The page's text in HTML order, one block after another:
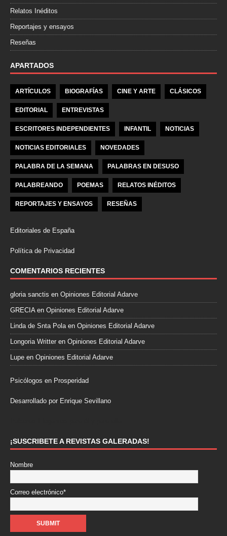
Relatos Inéditos
Reportajes y ensayos
Reseñas
APARTADOS
ARTÍCULOS BIOGRAFÍAS CINE Y ARTE CLÁSICOS
EDITORIAL ENTREVISTAS
ESCRITORES INDEPENDIENTES INFANTIL NOTICIAS
NOTICIAS EDITORIALES NOVEDADES
PALABRA DE LA SEMANA PALABRAS EN DESUSO
PALABREANDO POEMAS RELATOS INÉDITOS
REPORTAJES Y ENSAYOS RESEÑAS
Editoriales de España
Política de Privacidad
COMENTARIOS RECIENTES
gloria sanctis en Opiniones Editorial Adarve
GRECIAen Opiniones Editorial Adarve
Linda de Snta Polaen Opiniones Editorial Adarve
Longoria Writter en Opiniones Editorial Adarve
Lupe en Opiniones Editorial Adarve
Psicólogos en Prosperidad
Desarrollado por Enrique Sevillano
¡SUSCRIBETE A REVISTAS GALERADAS!
Nombre
Correo electrónico*